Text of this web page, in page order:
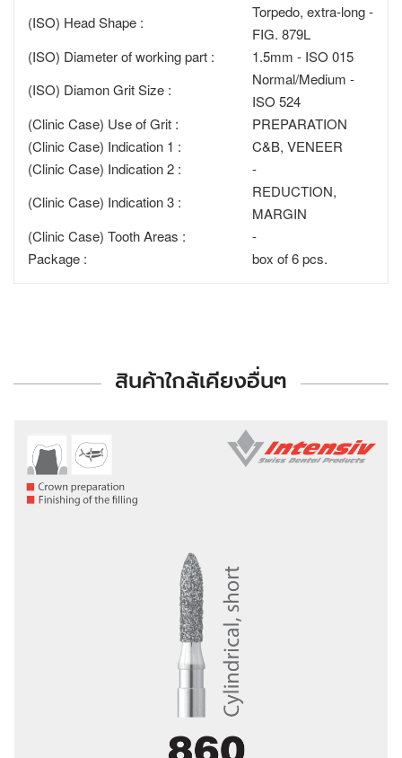
(ISO) Head Shape :
Torpedo, extra-long -
FIG. 879L
(ISO) Diameter of working part :
1.5mm - ISO 015
(ISO) Diamon Grit Size :
Normal/Medium -
ISO 524
(Clinic Case) Use of Grit :
PREPARATION
(Clinic Case) Indication 1 :
C&B, VENEER
(Clinic Case) Indication 2 :
-
(Clinic Case) Indication 3 :
REDUCTION,
MARGIN
(Clinic Case) Tooth Areas :
-
Package :
box of 6 pcs.
สินค้าใกล้เคียงอื่นๆ